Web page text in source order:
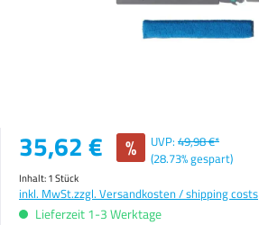
Verkaufspreis:
35,62 € % UVP: 49,98 €*
(28.73% gespart)
Inhalt:1 Stück
inkl. MwSt.zzgl. Versandkosten / shipping costs
Lieferzeit 1-3 Werktage